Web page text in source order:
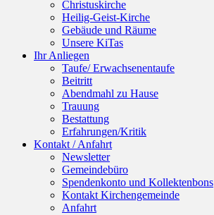
Christuskirche
Heilig-Geist-Kirche
Gebäude und Räume
Unsere KiTas
Ihr Anliegen
Taufe/ Erwachsenentaufe
Beitritt
Abendmahl zu Hause
Trauung
Bestattung
Erfahrungen/Kritik
Kontakt / Anfahrt
Newsletter
Gemeindebüro
Spendenkonto und Kollektenbons
Kontakt Kirchengemeinde
Anfahrt